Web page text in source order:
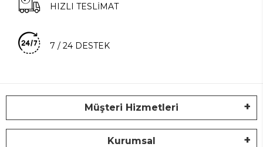
HIZLI TESLİMAT
7 / 24 DESTEK
Müşteri Hizmetleri
Kurumsal